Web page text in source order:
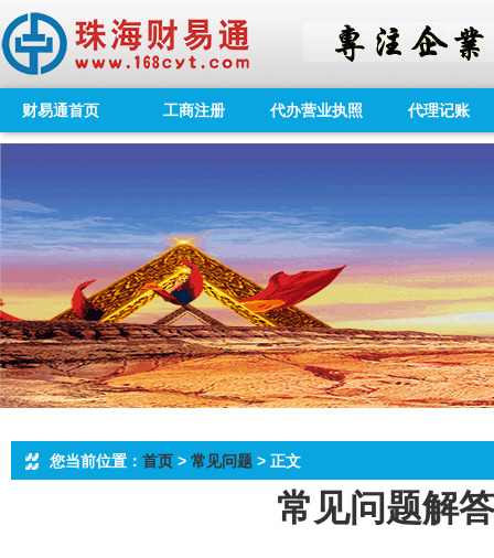
财易通首页 工商注册 代办营业执照 代理记账
您当前位置： 首页 > 常见问题 > 正文
常见问题解答